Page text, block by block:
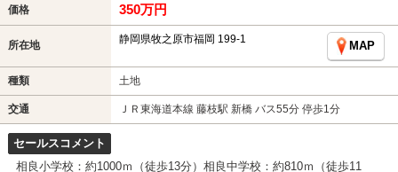
価格 350万円
所在地 静岡県牧之原市福岡 199-1
MAP
種類 土地
交通 ＪＲ東海道本線 藤枝駅 新橋 バス55分 停歩1分
セールスコメント
相良小学校：約1000ｍ（徒歩13分）相良中学校：約810ｍ（徒歩11